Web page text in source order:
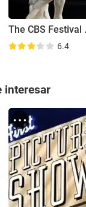
The
6.4
interesar